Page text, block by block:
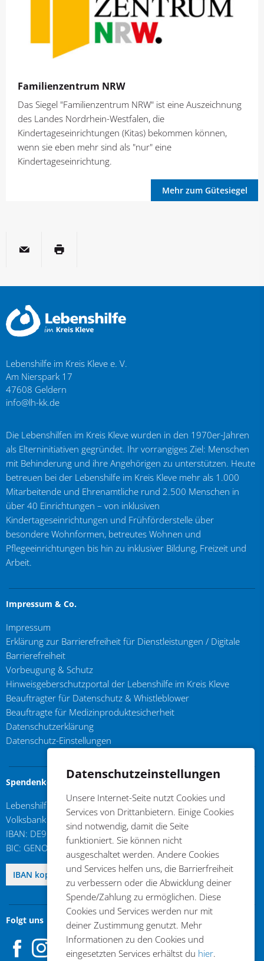
Datenschutzeinstellungen
Unsere Internet-Seite nutzt Cookies und
Services von Drittanbietern. Einige Cookies
sind notwendig, damit die Seite
funktioniert. Sie können nicht
ausgeschaltet werden. Andere Cookies
und Services helfen uns, die Barrierfreiheit
zu verbessern oder die Abwicklung deiner
Spende/Zahlung zu ermöglichen. Diese
Cookies und Services werden nur mit
deiner Zustimmung genutzt. Mehr
Informationen zu den Cookies und
eingesetzten Services erhältst du hier.
Familienzentrum NRW
Das Siegel "Familienzentrum NRW" ist eine Auszeichnung
des Landes Nordrhein-Westfalen, die
Kindertageseinrichtungen (Kitas) bekommen können,
wenn sie eben mehr sind als "nur" eine
Kindertageseinrichtung.
Mehr zum Gütesiegel
per E-MailSeite drucken
Lebenshilfe im Kreis Kleve e. V.
Am Nierspark 17
47608 Geldern
info@lh-kk.de
Die Lebenshilfen im Kreis Kleve wurden in den 1970er-Jahren
als Elterninitiativen gegründet. Ihr vorrangiges Ziel: Menschen
mit Behinderung und ihre Angehörigen zu unterstützen. Heute
betreuen bei der Lebenshilfe im Kreis Kleve mehr als 1.000
Mitarbeitende und Ehrenamtliche rund 2.500 Menschen in
über 40 Einrichtungen – von inklusiven
Kindertageseinrichtungen und Frühförderstelle über
besondere Wohnformen, betreutes Wohnen und
Pflegeeinrichtungen bis hin zu inklusiver Bildung, Freizeit und
Arbeit.
Impressum & Co.
Impressum
Erklärung zur Barrierefreiheit für Dienstleistungen / Digitale
Barrierefreiheit
Vorbeugung & Schutz
Hinweisgeberschutzportal der Lebenshilfe im Kreis Kleve
Beauftragter für Datenschutz & Whistleblower
Beauftragte für Medizinproduktesicherheit
Datenschutzerklärung
Datenschutz-Einstellungen
Spendenkonto
Lebenshilfe im Kreis Kleve e.V.
Volksbank an der Niers
IBAN: DE96 3206 1384 0103 6310 17
BIC: GENODED1GDL
DE96 3206 1384 0103 6310 17
IBAN kopieren
Folgt uns
Facebook
Instagram